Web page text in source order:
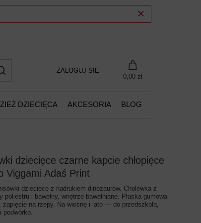
ZALOGUJ SIĘ
0,00 zł
DZIECIĘCA AKCESORIA BLOG
dziecięce czarne kapcie chłopięce
Viggami Adaś Print
dziecięce z nadrukiem dinozaurów. Cholewka z
poliestru i bawełny, wnętrze bawełniane. Płaska gumowa
zapięcie na rzepy. Na wiosnę i lato — do przedszkola,
podwórko.